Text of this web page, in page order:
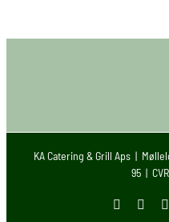
KA Catering & Grill Aps |
95 |
Facebook